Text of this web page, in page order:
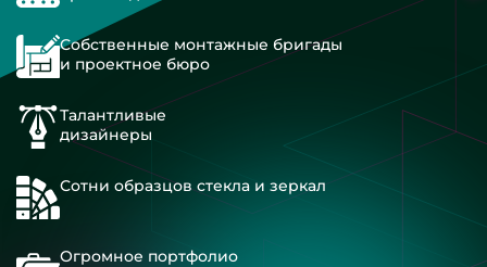
Собственные монтажные бригады
и проектное бюро
Талантливые
дизайнеры
Сотни образцов стекла и зеркал
Огромное портфолио